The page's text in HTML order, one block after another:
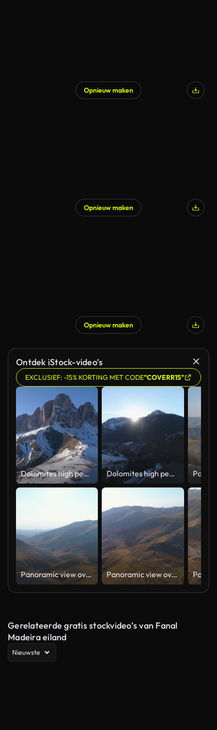
Opnieuw maken
Opnieuw maken
Opnieuw maken
Ontdek iStock-video’s
EXCLUSIEF: -15% KORTING MET CODE"COVERR15"
Dolomites high peak mountain range at alpine Italy. Aerial drone shot of Breathtaking View On Snowy snow Mountains of Dolomites peak mountain Dolomites high peak mountain range at alpine Italy at sunset. Aerial drone shot of Breathtaking View On Snowy snow Mountains of Dolomites peak mountain
Panoramic view over mountain Judea and Samaria desert In South Israel. Top hill rock mountains blue sky and clouds landscape of the horizon with shadow terrain curves Judean Wilderness Panoramic view over mountain Judea and Samaria desert In South Israel. Top hill rock mountains blue sky and clouds landscape of the horizon with shadow terrain curves Judean Wilderness
Gerelateerde gratis stockvideo’s van Fanal
Madeira eiland
Nieuwste